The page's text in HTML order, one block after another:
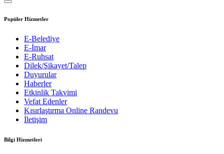
Popüler Hizmetler
E-Belediye
E-İmar
E-Ruhsat
Dilek/Şikayet/Talep
Duyurular
Haberler
Etkinlik Takvimi
Vefat Edenler
Kısırlaştırma Online Randevu
İletişim
Bilgi Hizmetleri